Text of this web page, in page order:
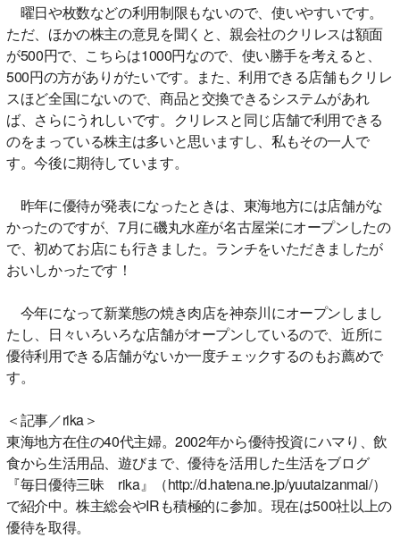
曜日や枚数などの利用制限もないので、使いやすいです。
ただ、ほかの株主の意見を聞くと、親会社のクリレスは額面
が500円で、こちらは1000円なので、使い勝手を考えると、
500円の方がありがたいです。また、利用できる店舗もクリレ
スほど全国にないので、商品と交換できるシステムがあれ
ば、さらにうれしいです。クリレスと同じ店舗で利用できる
のをまっている株主は多いと思いますし、私もその一人で
す。今後に期待しています。
昨年に優待が発表になったときは、東海地方には店舗がな
かったのですが、7月に磯丸水産が名古屋栄にオープンしたの
で、初めてお店にも行きました。ランチをいただきましたが
おいしかったです！
今年になって新業態の焼き肉店を神奈川にオープンしまし
たし、日々いろいろな店舗がオープンしているので、近所に
優待利用できる店舗がないか一度チェックするのもお薦めで
す。
＜記事／rika＞
東海地方在住の40代主婦。2002年から優待投資にハマり、飲
食から生活用品、遊びまで、優待を活用した生活をブログ
『毎日優待三昧 rika』（http://d.hatena.ne.jp/yuutaizanmai/）
で紹介中。株主総会やIRも積極的に参加。現在は500社以上の
優待を取得。